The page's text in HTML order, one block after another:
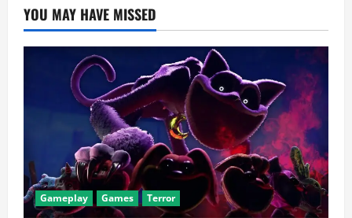
YOU MAY HAVE MISSED
Gameplay Games Terror